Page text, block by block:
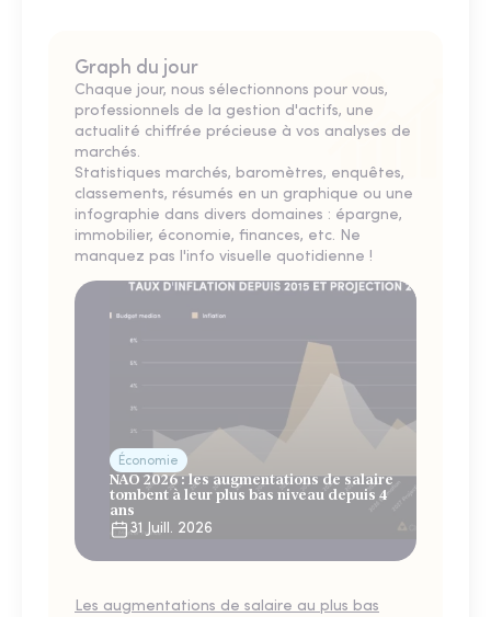
Graph du jour
Chaque jour, nous sélectionnons pour vous,
professionnels de la gestion d'actifs, une
actualité chiffrée précieuse à vos analyses de
marchés.
Statistiques marchés, baromètres, enquêtes,
classements, résumés en un graphique ou une
infographie dans divers domaines : épargne,
immobilier, économie, finances, etc. Ne
manquez pas l'info visuelle quotidienne !
Économie
NAO 2026 : les augmentations de salaire
tombent à leur plus bas niveau depuis 4
ans
31 Juill. 2026
Les augmentations de salaire au plus bas